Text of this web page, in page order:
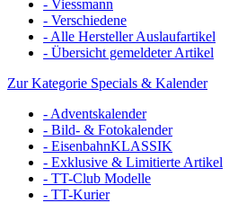
- Viessmann
- Verschiedene
- Alle Hersteller Auslaufartikel
- Übersicht gemeldeter Artikel
Zur Kategorie Specials & Kalender
- Adventskalender
- Bild- & Fotokalender
- EisenbahnKLASSIK
- Exklusive & Limitierte Artikel
- TT-Club Modelle
- TT-Kurier